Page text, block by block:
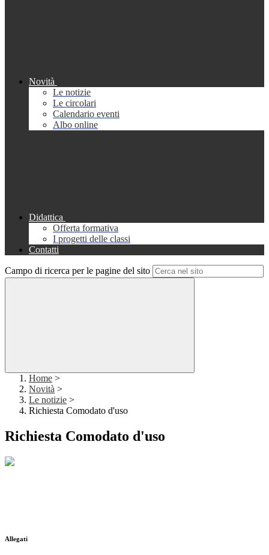
Novità
Le notizie
Le circolari
Calendario eventi
Albo online
Didattica
Offerta formativa
I progetti delle classi
Contatti
Campo di ricerca per le pagine del sito
Home >
Novità >
Le notizie >
Richiesta Comodato d'uso
Richiesta Comodato d'uso
Allegati